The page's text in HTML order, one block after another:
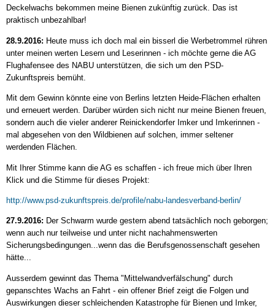
Deckelwachs bekommen meine Bienen zukünftig zurück. Das ist
praktisch unbezahlbar!
28.9.2016: Heute muss ich doch mal ein bisserl die Werbetrommel rühren
unter meinen werten Lesern und Leserinnen - ich möchte gerne die AG
Flughafensee des NABU unterstützen, die sich um den PSD-
Zukunftspreis bemüht.
Mit dem Gewinn könnte eine von Berlins letzten Heide-Flächen erhalten
und erneuert werden. Darüber würden sich nicht nur meine Bienen freuen,
sondern auch die vieler anderer Reinickendorfer Imker und Imkerinnen -
mal abgesehen von den Wildbienen auf solchen, immer seltener
werdenden Flächen.
Mit Ihrer Stimme kann die AG es schaffen - ich freue mich über Ihren
Klick und die Stimme für dieses Projekt:
http://www.psd-zukunftspreis.de/profile/nabu-landesverband-berlin/
27.9.2016: Der Schwarm wurde gestern abend tatsächlich noch geborgen;
wenn auch nur teilweise und unter nicht nachahmenswerten
Sicherungsbedingungen...wenn das die Berufsgenossenschaft gesehen
hätte...
Ausserdem gewinnt das Thema "Mittelwandverfälschung" durch
gepanschtes Wachs an Fahrt - ein offener Brief zeigt die Folgen und
Auswirkungen dieser schleichenden Katastrophe für Bienen und Imker,